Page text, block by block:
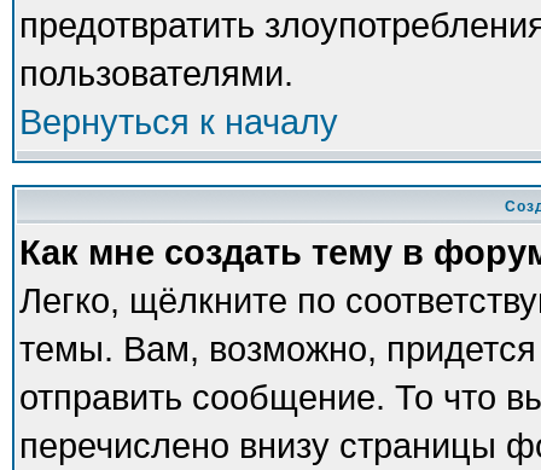
предотвратить
пользователями.
Вернуться к началу
Как мне создать тему в
Легко, щёлкните по
темы. Вам, возможно, придется
отправить сообщение. То что
перечислено внизу страницы